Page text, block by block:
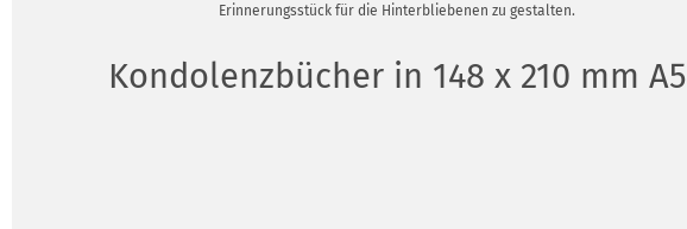
Erinnerungsstück für die Hinterbliebenen zu gestalten.
Kondolenzbücher in 148 x 210 mm A5